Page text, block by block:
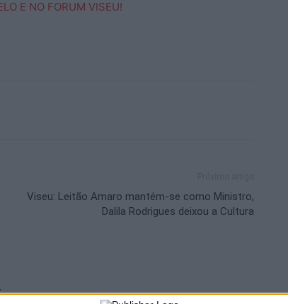
Viseu: Leitão Amaro mantém-se como Ministro,
Dalila Rodrigues deixou a Cultura